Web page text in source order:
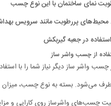
نمای ساختمان با این نوع چسب
محیط‌های پررطوبت مانند سرویس
در جعبه گیربکش
از چسب واشر ساز
چسب واشر ساز دیگر نیاز شما را با
می‌شود. بسته به نوع چسب،
چسب‌های واشرساز روی کارایی و